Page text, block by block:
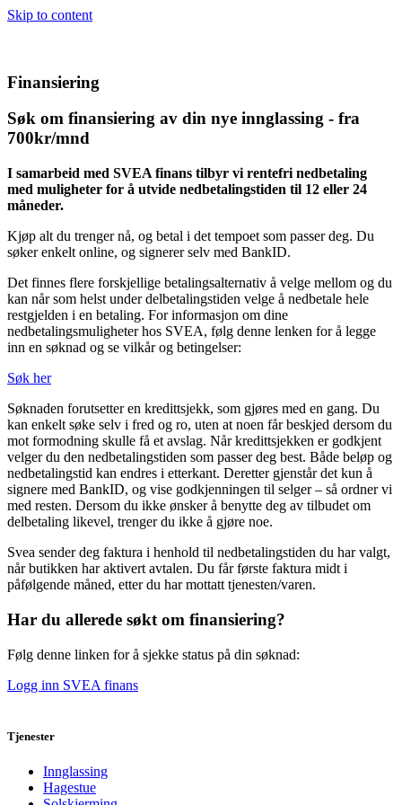
Skip to content
Finansiering
Søk om finansiering av din nye innglassing - fra
700kr/mnd
I samarbeid med SVEA finans tilbyr vi rentefri nedbetaling
med muligheter for å utvide nedbetalingstiden til 12 eller 24
måneder.
Kjøp alt du trenger nå, og betal i det tempoet som passer deg. Du
søker enkelt online, og signerer selv med BankID.
Det finnes flere forskjellige betalingsalternativ å velge mellom og du
kan når som helst under delbetalingstiden velge å nedbetale hele
restgjelden i en betaling. For informasjon om dine
nedbetalingsmuligheter hos SVEA, følg denne lenken for å legge
inn en søknad og se vilkår og betingelser:
Søk her
Søknaden forutsetter en kredittsjekk, som gjøres med en gang. Du
kan enkelt søke selv i fred og ro, uten at noen får beskjed dersom du
mot formodning skulle få et avslag. Når kredittsjekken er godkjent
velger du den nedbetalingstiden som passer deg best. Både beløp og
nedbetalingstid kan endres i etterkant. Deretter gjenstår det kun å
signere med BankID, og vise godkjenningen til selger – så ordner vi
med resten. Dersom du ikke ønsker å benytte deg av tilbudet om
delbetaling likevel, trenger du ikke å gjøre noe.
Svea sender deg faktura i henhold til nedbetalingstiden du har valgt,
når butikken har aktivert avtalen. Du får første faktura midt i
påfølgende måned, etter du har mottatt tjenesten/varen.
Har du allerede søkt om finansiering?
Følg denne linken for å sjekke status på din søknad:
Logg inn SVEA finans
Tjenester
Innglassing
Hagestue